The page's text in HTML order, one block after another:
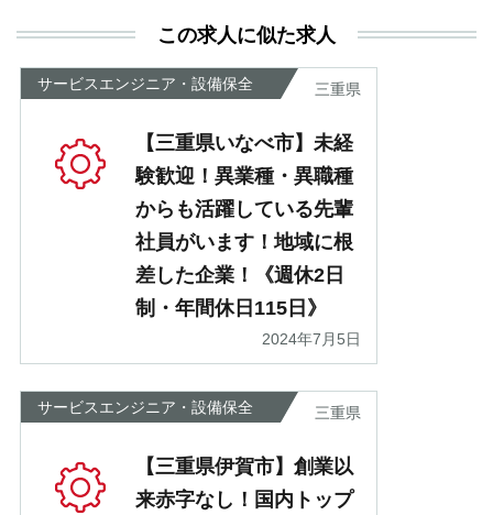
が
この求人に似た求人
サービスエンジニア・設備保全 三重県
【三重県いなべ市】未経
験歓迎！異業種・異職種
からも活躍している先輩
社員がいます！地域に根
差した企業！《週休2日
制・年間休日115日》
2024年7月5日
サービスエンジニア・設備保全 三重県
【三重県伊賀市】創業以
来赤字なし！国内トップ